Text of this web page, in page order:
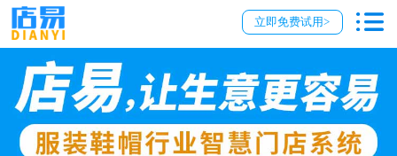
立即免费试用>